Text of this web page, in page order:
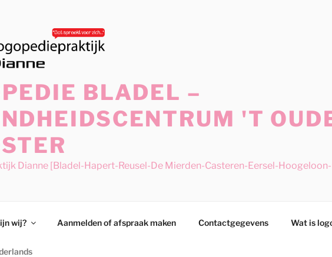
BLADEL –
'T
Dianne [Bladel-Hapert-Reusel-De Mierden-Casteren-Eersel-
wij? Aanmelden of afspraak maken Contactgegevens Wat is